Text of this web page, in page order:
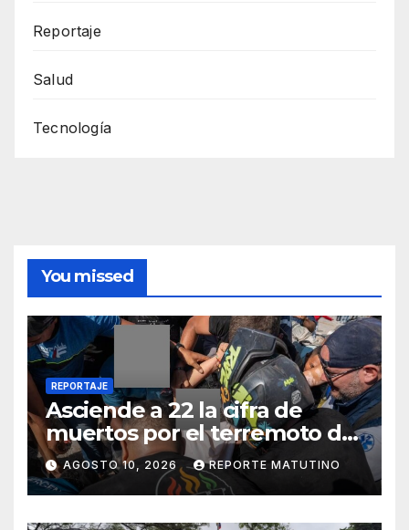
Reportaje
Salud
Tecnología
You missed
REPORTAJE
Asciende a 22 la cifra de
muertos por el terremoto de
magnitud 7.4 en Colombia
AGOSTO 10, 2026 REPORTE MATUTINO